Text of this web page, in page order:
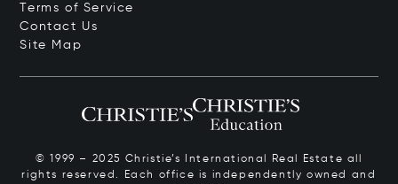
Terms of Service
Contact Us
Site Map
© 1999 – 2025 Christie’s International Real Estate all
rights reserved. Each office is independently owned and